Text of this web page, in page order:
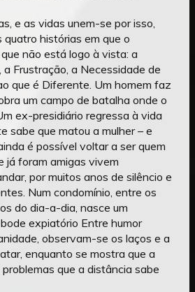
e as vidas unem-se por isso,
quatro histórias em que o
não está logo à vista: a
a Frustração, a Necessidade de
que é Diferente. Um homem faz
um campo de batalha onde o
ex-presidiário regressa à vida
sabe que matou a mulher – e
é possível voltar a ser quem
já foram amigas vivem
por muitos anos de silêncio e
Num condomínio, entre os
do dia-a-dia, nasce um
expiatório Entre humor
observam-se os laços e a
enquanto se mostra que a
que a distância sabe